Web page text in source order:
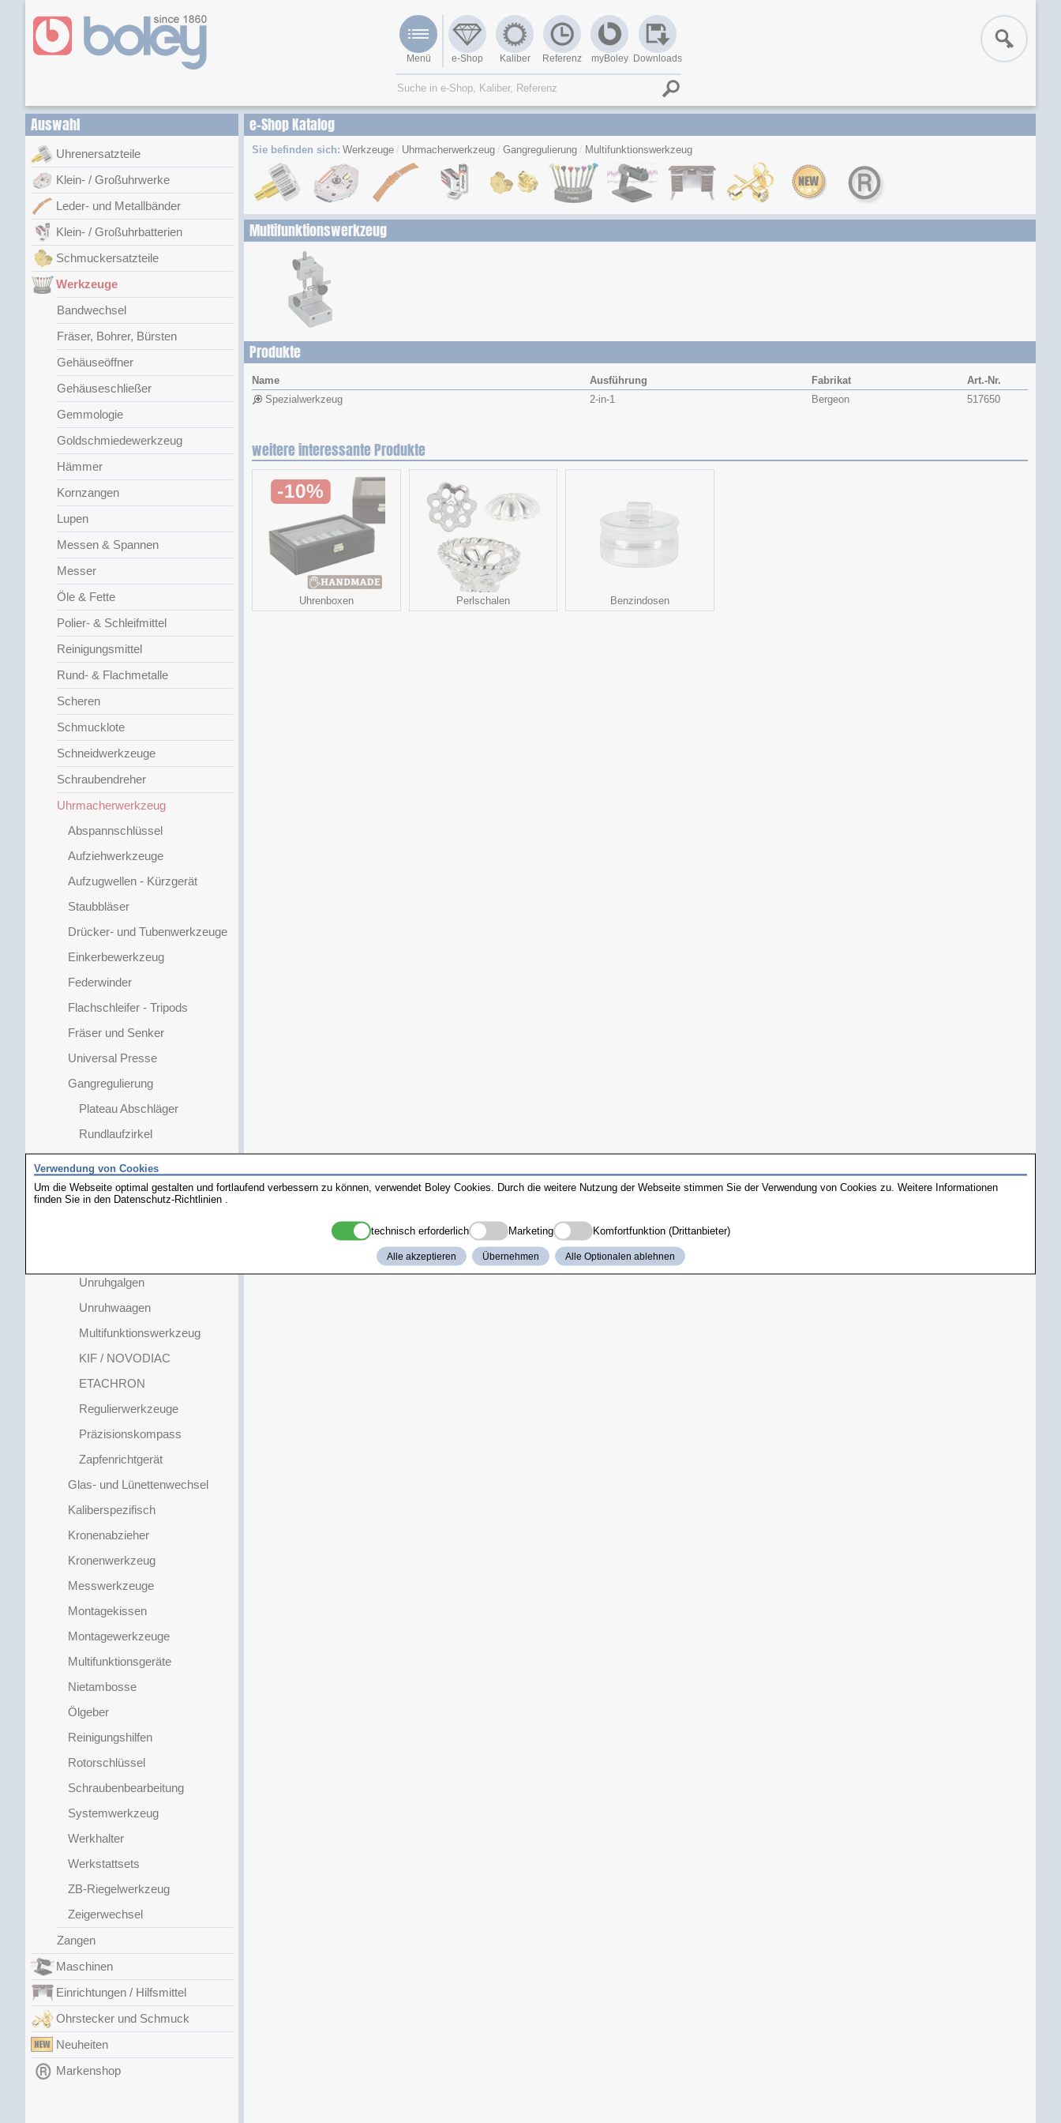
Menü e-Shop Kaliber Referenz myBoley Downloads
Auswahl
Uhrenersatzteile
Klein- / Großuhrwerke
Leder- und Metallbänder
Klein- / Großuhrbatterien
Schmuckersatzteile
Werkzeuge
Bandwechsel
Fräser, Bohrer, Bürsten
Gehäuseöffner
Gehäuseschließer
Gemmologie
Goldschmiedewerkzeug
Hämmer
Kornzangen
Lupen
Messen & Spannen
Messer
Öle & Fette
Polier- & Schleifmittel
Reinigungsmittel
Rund- & Flachmetalle
Scheren
Schmucklote
Schneidwerkzeuge
Schraubendreher
Uhrmacherwerkzeug
Abspannschlüssel
Aufziehwerkzeuge
Aufzugwellen - Kürzgerät
Staubbläser
Drücker- und Tubenwerkzeuge
Einkerbewerkzeug
Federwinder
Flachschleifer - Tripods
Fräser und Senker
Universal Presse
Gangregulierung
Plateau Abschläger
Rundlaufzirkel
Unruhschrauben-halter
Ankergabelhalter
Unruhgalgen
Unruhwaagen
Multifunktionswerkzeug
KIF / NOVODIAC
ETACHRON
Regulierwerkzeuge
Präzisionskompass
Zapfenrichtgerät
Glas- und Lünettenwechsel
Kaliberspezifisch
Kronenabzieher
Kronenwerkzeug
Messwerkzeuge
Montagekissen
Montagewerkzeuge
Multifunktionsgeräte
Nietambosse
Ölgeber
Reinigungshilfen
Rotorschlüssel
Schraubenbearbeitung
Systemwerkzeug
Werkhalter
Werkstattsets
ZB-Riegelwerkzeug
Zeigerwechsel
Zangen
Maschinen
Einrichtungen / Hilfsmittel
Ohrstecker und Schmuck
Neuheiten
Markenshop
e-Shop Katalog
Sie befinden sich: Werkzeuge Uhrmacherwerkzeug Gangregulierung Multifunktionswerkzeug
Multifunktionswerkzeug
Produkte
Name Ausführung Fabrikat
Art.-Nr.
Spezialwerkzeug
2-in-1 Bergeon 517650
weitere interessante Produkte
Uhrenboxen Perlschalen Benzindosen
Verwendung von Cookies
Um die Webseite optimal gestalten und fortlaufend verbessern zu können, verwendet Boley Cookies. Durch die weitere Nutzung der Webseite stimmen Sie der Verwendung von Cookies zu. Weitere Informationen
finden Sie in den Datenschutz-Richtlinien
technisch erforderlich Marketing Komfortfunktion (Drittanbieter)
Alle akzeptieren Übernehmen Alle Optionalen ablehnen